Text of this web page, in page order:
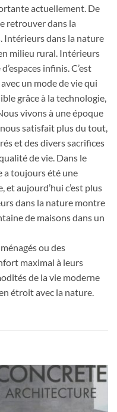
actuellement. De
retrouver dans la
Intérieurs dans la nature
milieu rural. Intérieurs
infinis. C’est
un mode de vie qui
grâce à la technologie,
vivons à une époque
satisfait plus du tout,
et des divers sacrifices
de vie. Dans le
a toujours été une
et aujourd’hui c’est plus
dans la nature montre
de maisons dans un
ou des
maximal à leurs
de la vie moderne
étroit avec la nature.